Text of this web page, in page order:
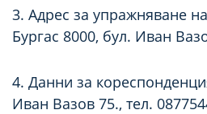
3. Адрес за упражняване
Бургас 8000, бул. Иван
4. Данни за
Иван Вазов 75., тел.